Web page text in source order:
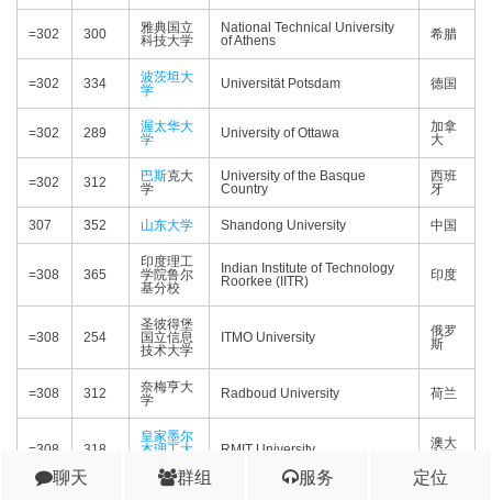
=302 300
雅典国立
科技大学
National Technical University
of Athens
希腊
=302 334
波茨坦大
学
Universität Potsdam 德国
=302 289
渥太华大
学
University of Ottawa
加拿
大
=302 312 巴斯克大
学
University of the Basque
Country
西班
牙
307 352 山东大学 Shandong University 中国
=308 365
印度理工
学院鲁尔
基分校
Indian Institute of Technology
Roorkee (IITR)
印度
=308 254
圣彼得堡
国立信息
技术大学
ITMO University
俄罗
斯
=308 312
奈梅亨大
学
Radboud University 荷兰
=308 318
皇家墨尔
本理工大
RMIT University
澳大
聊天 群组 服务 定位